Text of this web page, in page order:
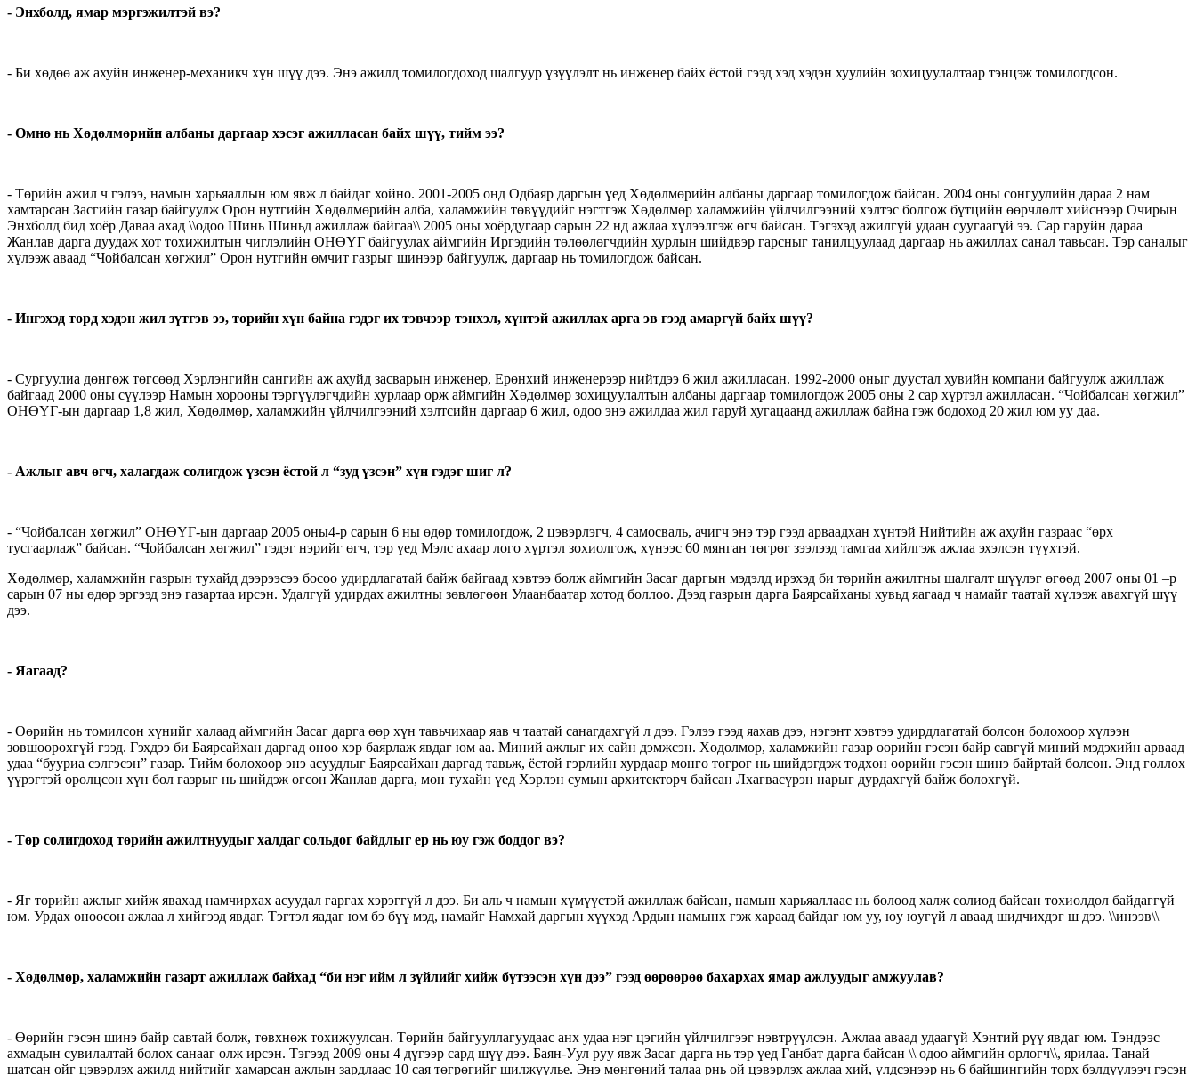
- Энхболд, ямар мэргэжилтэй вэ?
- Би хөдөө аж ахуйн инженер-механикч хүн шүү дээ. Энэ ажилд томилогдоход шалгуур үзүүлэлт нь инженер байх ёстой гээд хэд хэдэн хуулийн зохицуулалтаар тэнцэж томилогдсон.
- Өмнө нь Хөдөлмөрийн албаны даргаар хэсэг ажилласан байх шүү, тийм ээ?
- Төрийн ажил ч гэлээ, намын харьяаллын юм явж л байдаг хойно. 2001-2005 онд Одбаяр даргын үед Хөдөлмөрийн албаны даргаар томилогдож байсан. 2004 оны сонгуулийн дараа 2 нам
хамтарсан Засгийн газар байгуулж Орон нутгийн Хөдөлмөрийн алба, халамжийн төвүүдийг нэгтгэж Хөдөлмөр халамжийн үйлчилгээний хэлтэс болгож бүтцийн өөрчлөлт хийснээр Очирын
Энхболд бид хоёр Даваа ахад \\одоо Шинь Шиньд ажиллаж байгаа\\ 2005 оны хоёрдугаар сарын 22 нд ажлаа хүлээлгэж өгч байсан. Тэгэхэд ажилгүй удаан суугаагүй ээ. Сар гаруйн дараа
Жанлав дарга дуудаж хот тохижилтын чиглэлийн ОНӨҮГ байгуулах аймгийн Иргэдийн төлөөлөгчдийн хурлын шийдвэр гарсныг танилцуулаад даргаар нь ажиллах санал тавьсан. Тэр саналыг
хүлээж аваад “Чойбалсан хөгжил” Орон нутгийн өмчит газрыг шинээр байгуулж, даргаар нь томилогдож байсан.
- Ингэхэд төрд хэдэн жил зүтгэв ээ, төрийн хүн байна гэдэг их тэвчээр тэнхэл, хүнтэй ажиллах арга эв гээд амаргүй байх шүү?
- Сургуулиа дөнгөж төгсөөд Хэрлэнгийн сангийн аж ахуйд засварын инженер, Ерөнхий инженерээр нийтдээ 6 жил ажилласан. 1992-2000 оныг дуустал хувийн компани байгуулж ажиллаж
байгаад 2000 оны сүүлээр Намын хорооны тэргүүлэгчдийн хурлаар орж аймгийн Хөдөлмөр зохицуулалтын албаны даргаар томилогдож 2005 оны 2 сар хүртэл ажилласан. “Чойбалсан хөгжил”
ОНӨҮГ-ын даргаар 1,8 жил, Хөдөлмөр, халамжийн үйлчилгээний хэлтсийн даргаар 6 жил, одоо энэ ажилдаа жил гаруй хугацаанд ажиллаж байна гэж бодоход 20 жил юм уу даа.
- Ажлыг авч өгч, халагдаж солигдож үзсэн ёстой л “зуд үзсэн” хүн гэдэг шиг л?
- “Чойбалсан хөгжил” ОНӨҮГ-ын даргаар 2005 оны4-р сарын 6 ны өдөр томилогдож, 2 цэвэрлэгч, 4 самосваль, ачигч энэ тэр гээд арваадхан хүнтэй Нийтийн аж ахуйн газраас “өрх
тусгаарлаж” байсан. “Чойбалсан хөгжил” гэдэг нэрийг өгч, тэр үед Мэлс ахаар лого хүртэл зохиолгож, хүнээс 60 мянган төгрөг зээлээд тамгаа хийлгэж ажлаа эхэлсэн түүхтэй.
Хөдөлмөр, халамжийн газрын тухайд дээрээсээ босоо удирдлагатай байж байгаад хэвтээ болж аймгийн Засаг даргын мэдэлд ирэхэд би төрийн ажилтны шалгалт шүүлэг өгөөд 2007 оны 01 –р
сарын 07 ны өдөр эргээд энэ газартаа ирсэн. Удалгүй удирдах ажилтны зөвлөгөөн Улаанбаатар хотод боллоо. Дээд газрын дарга Баярсайханы хувьд яагаад ч намайг таатай хүлээж авахгүй шүү
дээ.
- Яагаад?
- Өөрийн нь томилсон хүнийг халаад аймгийн Засаг дарга өөр хүн тавьчихаар яав ч таатай санагдахгүй л дээ. Гэлээ гээд яахав дээ, нэгэнт хэвтээ удирдлагатай болсон болохоор хүлээн
зөвшөөрөхгүй гээд. Гэхдээ би Баярсайхан даргад өнөө хэр баярлаж явдаг юм аа. Миний ажлыг их сайн дэмжсэн. Хөдөлмөр, халамжийн газар өөрийн гэсэн байр савгүй миний мэдэхийн арваад
удаа “бууриа сэлгэсэн” газар. Тийм болохоор энэ асуудлыг Баярсайхан даргад тавьж, ёстой гэрлийн хурдаар мөнгө төгрөг нь шийдэгдэж төдхөн өөрийн гэсэн шинэ байртай болсон. Энд голлох
үүрэгтэй оролцсон хүн бол газрыг нь шийдэж өгсөн Жанлав дарга, мөн тухайн үед Хэрлэн сумын архитекторч байсан Лхагвасүрэн нарыг дурдахгүй байж болохгүй.
- Төр солигдоход төрийн ажилтнуудыг халдаг сольдог байдлыг ер нь юу гэж боддог вэ?
- Яг төрийн ажлыг хийж явахад намчирхах асуудал гаргах хэрэггүй л дээ. Би аль ч намын хүмүүстэй ажиллаж байсан, намын харьяаллаас нь болоод халж солиод байсан тохиолдол байдаггүй
юм. Урдах оноосон ажлаа л хийгээд явдаг. Тэгтэл яадаг юм бэ бүү мэд, намайг Намхай даргын хүүхэд Ардын намынх гэж хараад байдаг юм уу, юу юугүй л аваад шидчихдэг ш дээ. \\инээв\\
- Хөдөлмөр, халамжийн газарт ажиллаж байхад “би нэг ийм л зүйлийг хийж бүтээсэн хүн дээ” гээд өөрөөрөө бахархах ямар ажлуудыг амжуулав?
- Өөрийн гэсэн шинэ байр савтай болж, төвхнөж тохижуулсан. Төрийн байгууллагуудаас анх удаа нэг цэгийн үйлчилгээг нэвтрүүлсэн. Ажлаа аваад удаагүй Хэнтий рүү явдаг юм. Тэндээс
ахмадын сувилалтай болох санааг олж ирсэн. Тэгээд 2009 оны 4 дүгээр сард шүү дээ. Баян-Уул руу явж Засаг дарга нь тэр үед Ганбат дарга байсан \\ одоо аймгийн орлогч\\, ярилаа. Танай
шатсан ойг цэвэрлэх ажилд нийтийг хамарсан ажлын зардлаас 10 сая төгрөгийг шилжүүлье. Энэ мөнгөний талаа рнь ой цэвэрлэх ажлаа хий, үлдсэнээр нь 6 байшингийн торх бэлдүүлээч гэсэн